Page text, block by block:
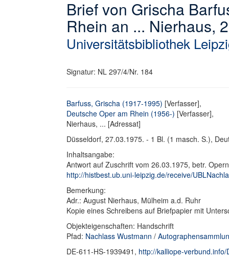
Brief von Grischa
Rhein an ... Nierhaus,
Universitätsbibliothek
Signatur: NL 297/4/Nr. 184
Barfuss, Grischa (1917-1995) [Verfasser],
Deutsche Oper am Rhein (1956-) [Verfasser],
Nierhaus, ... [Adressat]
Düsseldorf, 27.03.1975. - 1 Bl. (1 masch. S.),
Inhaltsangabe:
Antwort auf Zuschrift vom 26.03.1975, betr.
http://histbest.ub.uni-leipzig.de/receive/
Bemerkung:
Adr.: August Nierhaus, Mülheim a.d. Ruhr
Kopie eines Schreibens auf Briefpapier mit
Objekteigenschaften: Handschrift
Pfad: Nachlass Wustmann /
DE-611-HS-1939491, http://kalliope-